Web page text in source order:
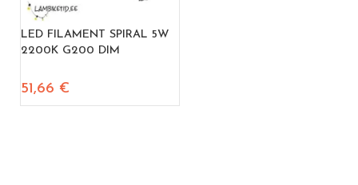
LED FILAMENT SPIRAL 5W
2200K G200 DIM
51,66 €